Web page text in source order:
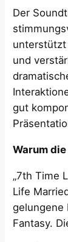
Der
unterstützt
und
gut
Warum
„7th Time
Life
gelungene
Fantasy.